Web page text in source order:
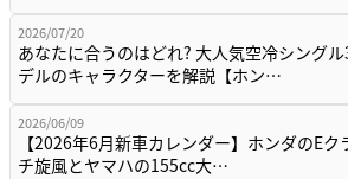
2026/07/20
あなたに合うのはどれ? 大人気空冷シング
デルのキャラクターを解説【ホン…
2026/06/09
【2026年6月新車カレンダー】ホンダのEク
チ旋風とヤマハの155cc大…